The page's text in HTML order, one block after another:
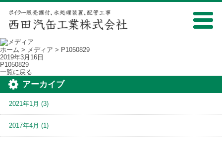
ホーム > メディア > P1050829
2019年3月16日
P1050829
一覧に戻る
アーカイブ
2021年1月 (3)
2017年4月 (1)